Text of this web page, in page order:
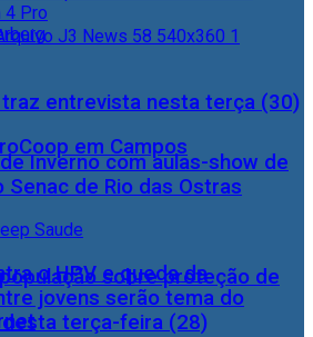
entrevista nesta terça (30)
em Campos
sobre proteção de
4 Pro
Inverno com aulas-show de
Senac de Rio das Ostras
o HPV e queda da
jovens serão tema do
terça-feira (28)